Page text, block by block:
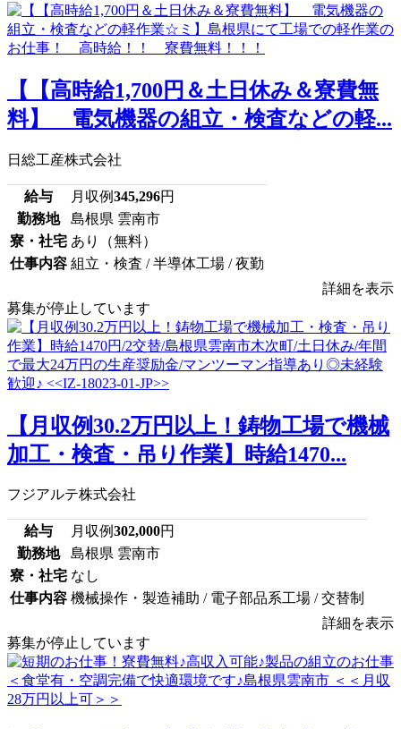
【【高時給1,700円＆土日休み＆寮費無
料】 電気機器の組立・検査などの軽...
日総工産株式会社
給与 月収例345,296円
勤務地
島根県 雲南市
寮・社宅 あり（無料）
仕事内容 組立・検査 / 半導体工場 / 夜勤
詳細を表示
募集が停止しています
【月収例30.2万円以上！鋳物工場で機械
加工・検査・吊り作業】時給1470...
フジアルテ株式会社
給与 月収例302,000円
勤務地
島根県 雲南市
寮・社宅 なし
仕事内容 機械操作・製造補助 / 電子部品系工場 / 交替制
詳細を表示
募集が停止しています